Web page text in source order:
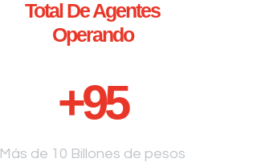
Total De Agentes
Operando
+95
Más de 10 Billones de pesos